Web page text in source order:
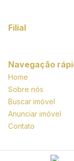
Filial
Navegação
Home
Sobre nós
Buscar imóvel
Anunciar imóvel
Contato